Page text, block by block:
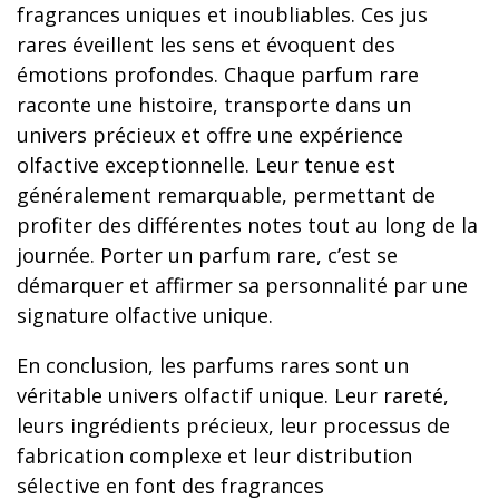
fragrances uniques et inoubliables. Ces jus
rares éveillent les sens et évoquent des
émotions profondes. Chaque parfum rare
raconte une histoire, transporte dans un
univers précieux et offre une expérience
olfactive exceptionnelle. Leur tenue est
généralement remarquable, permettant de
profiter des différentes notes tout au long de la
journée. Porter un parfum rare, c’est se
démarquer et affirmer sa personnalité par une
signature olfactive unique.
En conclusion, les parfums rares sont un
véritable univers olfactif unique. Leur rareté,
leurs ingrédients précieux, leur processus de
fabrication complexe et leur distribution
sélective en font des fragrances